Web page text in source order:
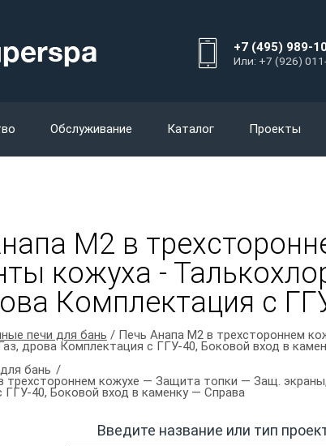
+7 (495) 989-
Или: +7 (926)
Обслуживание Каталог Проекты
М2 в
кожуха -
Комплектация с
печи для бань / Печь Анапа М2 в трехстороннем
дрова Комплектация с ГГУ-40, Боковой вход в
бань
трехстороннем кожухе — Защита топки — Защ.
ГГУ-40, Боковой вход в каменку — Справа